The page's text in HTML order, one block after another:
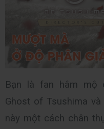
Bạn là fan hâm mộ
Ghost of Tsushima
này một cách chân